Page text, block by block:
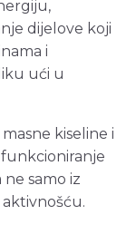
dijelove koji
i
ući u
kiseline i
samo iz